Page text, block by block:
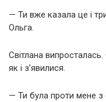
— Ти вже казала це і
Ольга.
Світлана
як і з’явилися.
— Ти була проти мене